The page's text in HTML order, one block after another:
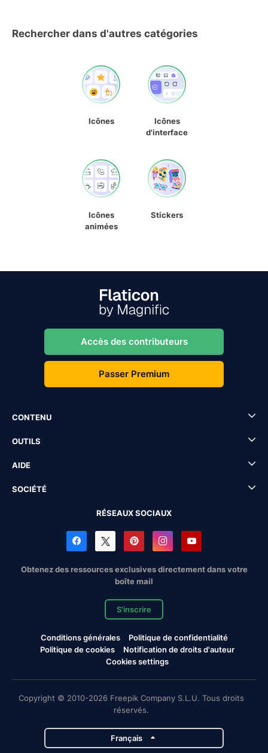
Rechercher dans d'autres catégories
Icônes
Icônes
d'interface
Icônes
animées
Stickers
Accès des contributeurs
Passer Premium
CONTENU
OUTILS
AIDE
SOCIÉTÉ
RÉSEAUX SOCIAUX
Obtenez des ressources exclusives directement dans votre
boîte mail
S'inscrire
Conditions générales
Politique de confidentialité
Politique de cookies
Notification de droits d'auteur
Cookies settings
Copyright © 2010-2026 Freepik Company S.L.U. Tous droits
réservés.
Français